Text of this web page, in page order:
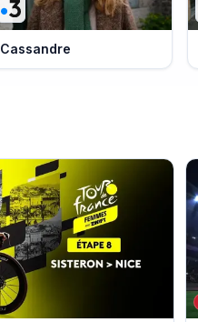
Cassandre